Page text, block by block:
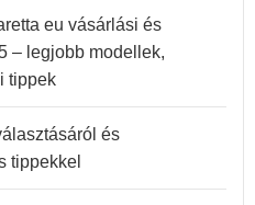
eu vásárlási és
– legjobb modellek,
tippek
és
tippekkel